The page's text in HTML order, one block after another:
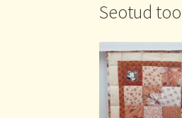
Seotud